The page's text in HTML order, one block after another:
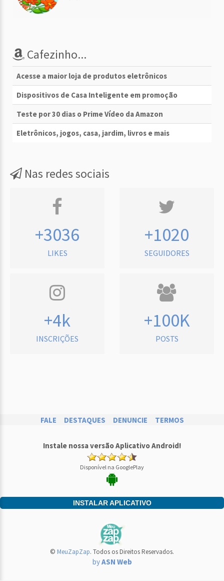
Cafezinho...
Acesse a maior loja de produtos eletrônicos
Dispositivos de Casa Inteligente em promoção
Teste por 30 dias o Prime Vídeo da Amazon
Eletrônicos, jogos, casa, jardim, livros e mais
Nas redes sociais
+3036
LIKES
+1020
SEGUIDORES
+4k
INSCRIÇÕES
+100K
POSTS
FALE DESTAQUES DENUNCIE TERMOS
Instale nossa versão Aplicativo Android!
Disponível na GooglePlay
INSTALAR APLICATIVO
© MeuZapZap. Todos os Direitos Reservados.
byASN Web